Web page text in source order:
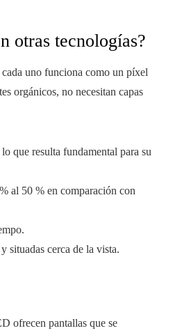
otras tecnologías?
uno funciona como un píxel
orgánicos, no necesitan capas
que resulta fundamental para su
al 50 % en comparación con
situadas cerca de la vista.
ofrecen pantallas que se